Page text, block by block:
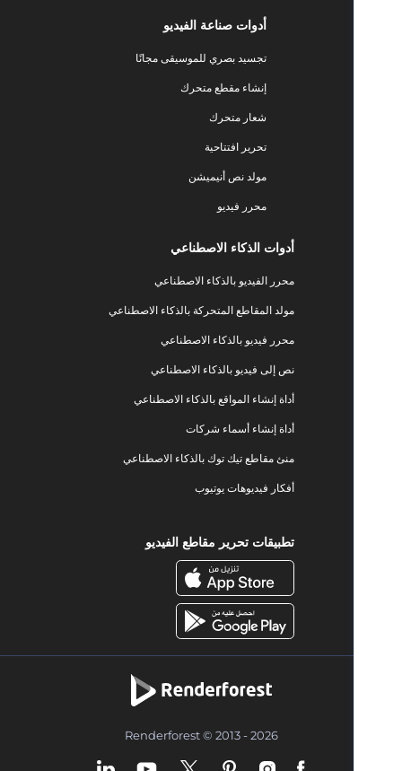
أدوات صناعة الفيديو
تجسيد بصري للموسيقى مجانًا
إنشاء مقطع متحرك
شعار متحرك
تحرير افتتاحية
مولد نص أنيميشن
محرر فيديو
أدوات الذكاء الاصطناعي
محرر الفيديو بالذكاء الاصطناعي
مولد المقاطع المتحركة بالذكاء الاصطناعي
محرر فيديو بالذكاء الاصطناعي
نص إلى فيديو بالذكاء الاصطناعي
أداة إنشاء المواقع بالذكاء الاصطناعي
أداة إنشاء أسماء شركات
منئ مقاطع تيك توك بالذكاء الاصطناعي
أفكار فيديوهات يوتيوب
تطبيقات تحرير مقاطع الفيديو
Renderforest © 2013 - 2026